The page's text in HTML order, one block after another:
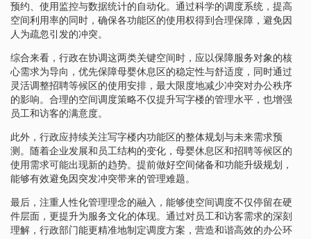
预约、使用监控与数据统计的自动化。通过科学的调度系统，提高
空间利用率的同时，确保各功能区的使用权得到合理保障，避免因
人为疏忽引发的冲突。
综合来看，行政在协调这两类关键空间时，应以保障服务对象的核
心需求为导向，优先保障母婴休息区的稳定性与舒适度，同时通过
灵活调整招聘等候区的使用安排，最大限度地减少冲突对办公秩序
的影响。合理的空间调度策略不仅提升写字楼的管理水平，也增强
员工和访客的满意度。
此外，行政应持续关注写字楼内功能区的整体规划与未来需求预
测。随着企业发展和员工结构的变化，母婴休息区和招聘等候区的
使用需求可能出现新的趋势。提前做好空间储备和功能升级规划，
能够有效避免因突发冲突带来的管理难题。
最后，注重人性化管理理念的融入，能够使空间调度不仅停留在硬
件层面，更提升为服务文化的体现。通过对员工和访客需求的深刻
理解，行政部门能更精准地制定调度方案，营造和谐高效的办公环